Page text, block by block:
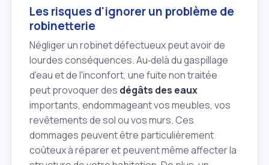
Les risques d'ignorer un problème de
robinetterie
Négliger un robinet défectueux peut avoir de
lourdes conséquences. Au‑delà du gaspillage
d'eau et de l'inconfort, une fuite non traitée
peut provoquer des dégâts des eaux
importants, endommageant vos meubles, vos
revêtements de sol ou vos murs. Ces
dommages peuvent être particulièrement
coûteux à réparer et peuvent même affecter la